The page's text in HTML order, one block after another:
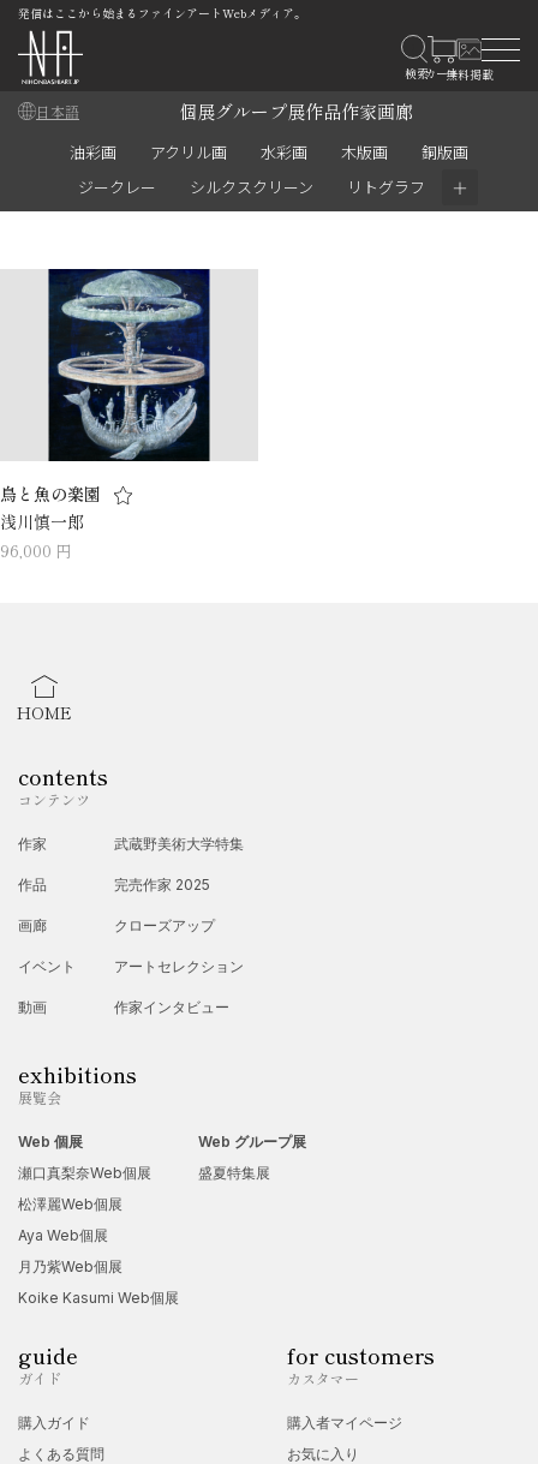
発信はここから始まるファインアートWebメディア。
日本語 個展グループ展作品作家画廊
油彩画 アクリル画 水彩画 木版画
銅版画
ジークレー
シルクスクリーン リトグラフ ＋
鳥と魚の楽園
浅川慎一郎
96,000 円
HOME
contents
コンテンツ
作家
作品
画廊
イベント
動画
武蔵野美術大学特集
完売作家 2025
クローズアップ
アートセレクション
作家インタビュー
exhibitions
展覧会
Web 個展
瀬口真梨奈Web個展
松澤麗Web個展
Aya Web個展
月乃紫Web個展
Koike Kasumi Web個展
Web グループ展
盛夏特集展
guide
ガイド
購入ガイド
よくある質問
for customers
カスタマー
購入者マイページ
お気に入り